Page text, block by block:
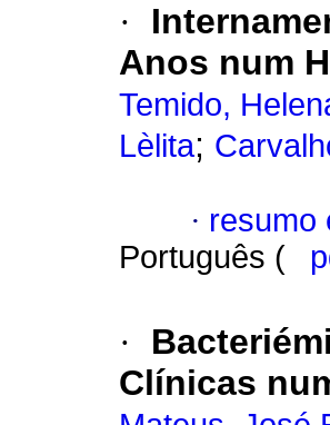
·
Anos num
Temido,
Lèlita;
· resumo
Português (
·
Clínicas